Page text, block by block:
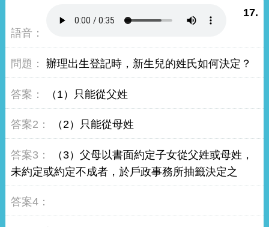
17.
辦理出生登記時，新生兒的姓氏如何決定？
（1）只能從父姓
（2）只能從母姓
（3）父母以書面約定子女從父姓或母姓，
未約定或約定不成者，於戶政事務所抽籤決定之